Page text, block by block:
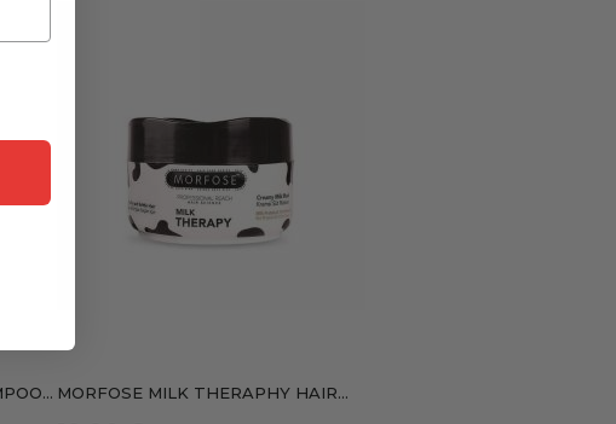
MORFOSE MILK THERAPHY HAIR...